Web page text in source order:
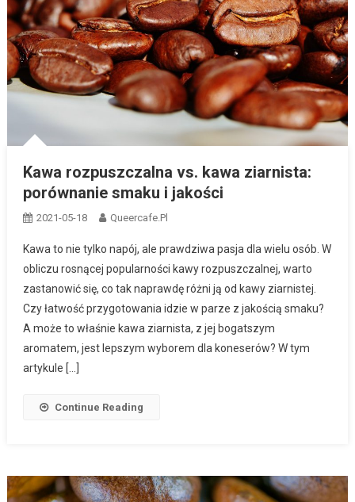
Kawa rozpuszczalna vs. kawa ziarnista:
porównanie smaku i jakości
2021-05-18 Queercafe.pl
Kawa to nie tylko napój, ale prawdziwa pasja dla wielu osób. W
obliczu rosnącej popularności kawy rozpuszczalnej, warto
zastanowić się, co tak naprawdę różni ją od kawy ziarnistej.
Czy łatwość przygotowania idzie w parze z jakością smaku?
A może to właśnie kawa ziarnista, z jej bogatszym
aromatem, jest lepszym wyborem dla koneserów? W tym
artykule […]
Continue Reading